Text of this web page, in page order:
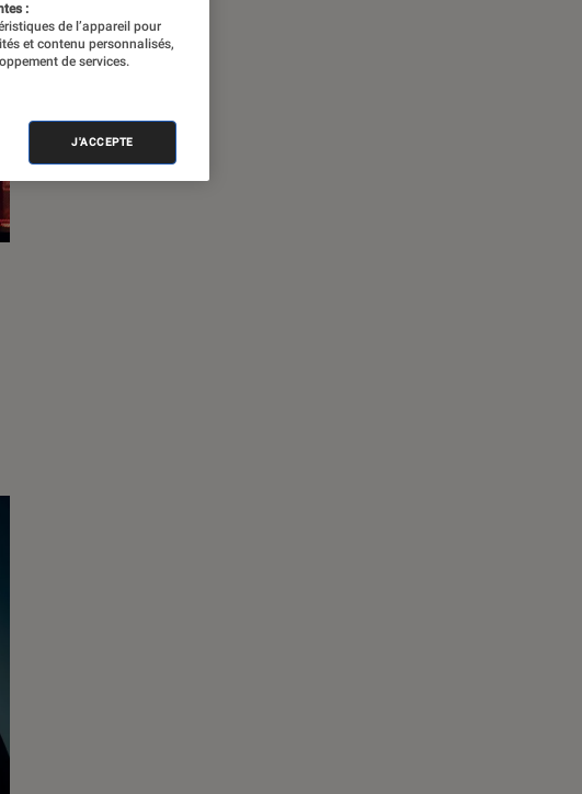
:
de l’appareil pour
et contenu personnalisés,
de services.
J'ACCEPTE